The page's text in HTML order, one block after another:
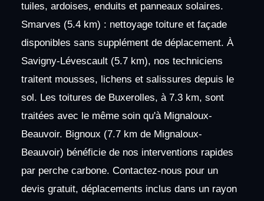
tuiles, ardoises, enduits et panneaux solaires.
Smarves (5.4 km) : nettoyage toiture et façade
disponibles sans supplément de déplacement. À
Savigny-Lévescault (5.7 km), nos techniciens
traitent mousses, lichens et salissures depuis le
sol. Les toitures de Buxerolles, à 7.3 km, sont
traitées avec le même soin qu'à Mignaloux-
Beauvoir. Bignoux (7.7 km de Mignaloux-
Beauvoir) bénéficie de nos interventions rapides
par perche carbone. Contactez-nous pour un
devis gratuit, déplacements inclus dans un rayon